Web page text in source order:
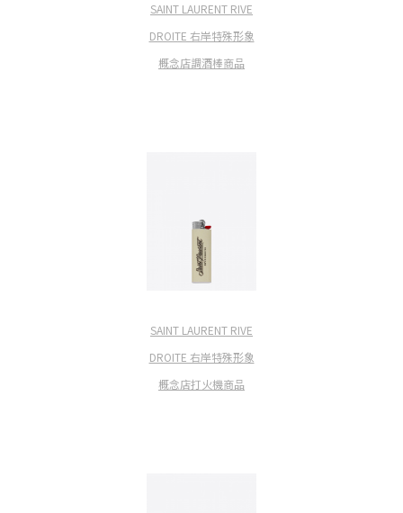
SAINT LAURENT RIVE
DROITE 右岸特殊形象
概念店調酒棒商品
SAINT LAURENT RIVE
DROITE 右岸特殊形象
概念店打火機商品